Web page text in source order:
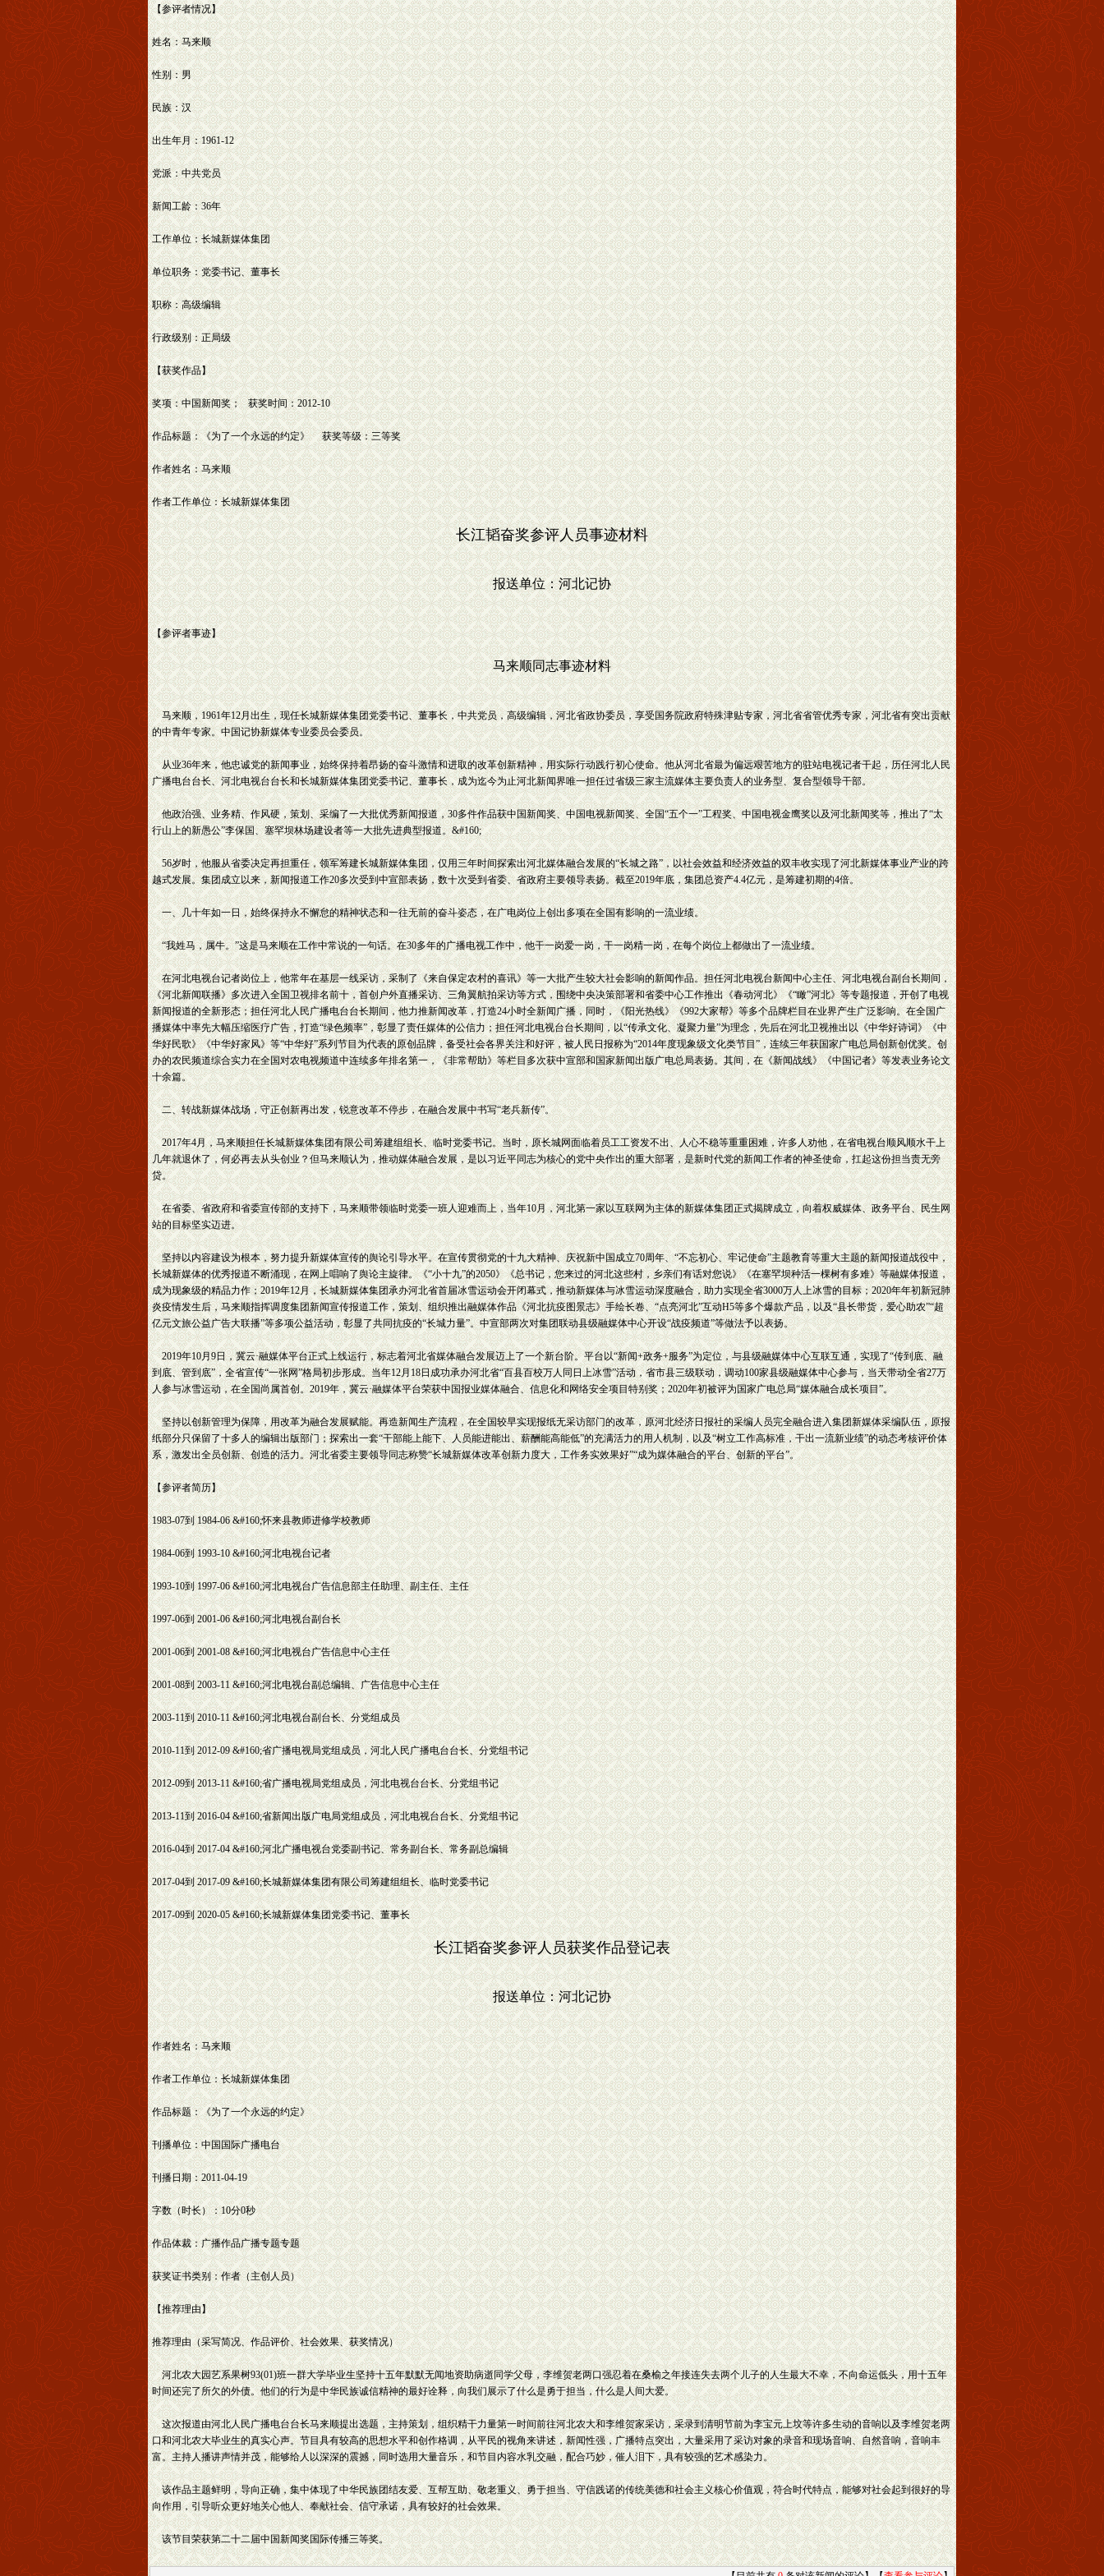
【参评者情况】
姓名：马来顺
性别：男
民族：汉
出生年月：1961-12
党派：中共党员
新闻工龄：36年
工作单位：长城新媒体集团
单位职务：党委书记、董事长
职称：高级编辑
行政级别：正局级
【获奖作品】
奖项：中国新闻奖； 获奖时间：2012-10
作品标题：《为了一个永远的约定》 获奖等级：三等奖
作者姓名：马来顺
作者工作单位：长城新媒体集团
长江韬奋奖参评人员事迹材料
报送单位：河北记协
【参评者事迹】
马来顺同志事迹材料
马来顺，1961年12月出生，现任长城新媒体集团党委书记、董事长，中共党员，高级编辑，河北省政协委员，享受国务院政府特殊津贴专家，河北省省管优秀专家，河北省有突出贡献
的中青年专家。中国记协新媒体专业委员会委员。
从业36年来，他忠诚党的新闻事业，始终保持着昂扬的奋斗激情和进取的改革创新精神，用实际行动践行初心使命。他从河北省最为偏远艰苦地方的驻站电视记者干起，历任河北人民
广播电台台长、河北电视台台长和长城新媒体集团党委书记、董事长，成为迄今为止河北新闻界唯一担任过省级三家主流媒体主要负责人的业务型、复合型领导干部。
他政治强、业务精、作风硬，策划、采编了一大批优秀新闻报道，30多件作品获中国新闻奖、中国电视新闻奖、全国“五个一”工程奖、中国电视金鹰奖以及河北新闻奖等，推出了“太
行山上的新愚公”李保国、塞罕坝林场建设者等一大批先进典型报道。&#160;
56岁时，他服从省委决定再担重任，领军筹建长城新媒体集团，仅用三年时间探索出河北媒体融合发展的“长城之路”，以社会效益和经济效益的双丰收实现了河北新媒体事业产业的跨
越式发展。集团成立以来，新闻报道工作20多次受到中宣部表扬，数十次受到省委、省政府主要领导表扬。截至2019年底，集团总资产4.4亿元，是筹建初期的4倍。
一、几十年如一日，始终保持永不懈怠的精神状态和一往无前的奋斗姿态，在广电岗位上创出多项在全国有影响的一流业绩。
“我姓马，属牛。”这是马来顺在工作中常说的一句话。在30多年的广播电视工作中，他干一岗爱一岗，干一岗精一岗，在每个岗位上都做出了一流业绩。
在河北电视台记者岗位上，他常年在基层一线采访，采制了《来自保定农村的喜讯》等一大批产生较大社会影响的新闻作品。担任河北电视台新闻中心主任、河北电视台副台长期间，
《河北新闻联播》多次进入全国卫视排名前十，首创户外直播采访、三角翼航拍采访等方式，围绕中央决策部署和省委中心工作推出《春动河北》《“瞰”河北》等专题报道，开创了电视
新闻报道的全新形态；担任河北人民广播电台台长期间，他力推新闻改革，打造24小时全新闻广播，同时，《阳光热线》《992大家帮》等多个品牌栏目在业界产生广泛影响。在全国广
播媒体中率先大幅压缩医疗广告，打造“绿色频率”，彰显了责任媒体的公信力；担任河北电视台台长期间，以“传承文化、凝聚力量”为理念，先后在河北卫视推出以《中华好诗词》《中
华好民歌》《中华好家风》等“中华好”系列节目为代表的原创品牌，备受社会各界关注和好评，被人民日报称为“2014年度现象级文化类节目”，连续三年获国家广电总局创新创优奖。创
办的农民频道综合实力在全国对农电视频道中连续多年排名第一，《非常帮助》等栏目多次获中宣部和国家新闻出版广电总局表扬。其间，在《新闻战线》《中国记者》等发表业务论文
十余篇。
二、转战新媒体战场，守正创新再出发，锐意改革不停步，在融合发展中书写“老兵新传”。
2017年4月，马来顺担任长城新媒体集团有限公司筹建组组长、临时党委书记。当时，原长城网面临着员工工资发不出、人心不稳等重重困难，许多人劝他，在省电视台顺风顺水干上
几年就退休了，何必再去从头创业？但马来顺认为，推动媒体融合发展，是以习近平同志为核心的党中央作出的重大部署，是新时代党的新闻工作者的神圣使命，扛起这份担当责无旁
贷。
在省委、省政府和省委宣传部的支持下，马来顺带领临时党委一班人迎难而上，当年10月，河北第一家以互联网为主体的新媒体集团正式揭牌成立，向着权威媒体、政务平台、民生网
站的目标坚实迈进。
坚持以内容建设为根本，努力提升新媒体宣传的舆论引导水平。在宣传贯彻党的十九大精神、庆祝新中国成立70周年、“不忘初心、牢记使命”主题教育等重大主题的新闻报道战役中，
长城新媒体的优秀报道不断涌现，在网上唱响了舆论主旋律。《“小十九”的2050》《总书记，您来过的河北这些村，乡亲们有话对您说》《在塞罕坝种活一棵树有多难》等融媒体报道，
成为现象级的精品力作；2019年12月，长城新媒体集团承办河北省首届冰雪运动会开闭幕式，推动新媒体与冰雪运动深度融合，助力实现全省3000万人上冰雪的目标；2020年年初新冠肺
炎疫情发生后，马来顺指挥调度集团新闻宣传报道工作，策划、组织推出融媒体作品《河北抗疫图景志》手绘长卷、“点亮河北”互动H5等多个爆款产品，以及“县长带货，爱心助农”“超
亿元文旅公益广告大联播”等多项公益活动，彰显了共同抗疫的“长城力量”。中宣部两次对集团联动县级融媒体中心开设“战疫频道”等做法予以表扬。
2019年10月9日，冀云·融媒体平台正式上线运行，标志着河北省媒体融合发展迈上了一个新台阶。平台以“新闻+政务+服务”为定位，与县级融媒体中心互联互通，实现了“传到底、融
到底、管到底”，全省宣传“一张网”格局初步形成。当年12月18日成功承办河北省“百县百校万人同日上冰雪”活动，省市县三级联动，调动100家县级融媒体中心参与，当天带动全省27万
人参与冰雪运动，在全国尚属首创。2019年，冀云·融媒体平台荣获中国报业媒体融合、信息化和网络安全项目特别奖；2020年初被评为国家广电总局“媒体融合成长项目”。
坚持以创新管理为保障，用改革为融合发展赋能。再造新闻生产流程，在全国较早实现报纸无采访部门的改革，原河北经济日报社的采编人员完全融合进入集团新媒体采编队伍，原报
纸部分只保留了十多人的编辑出版部门；探索出一套“干部能上能下、人员能进能出、薪酬能高能低”的充满活力的用人机制，以及“树立工作高标准，干出一流新业绩”的动态考核评价体
系，激发出全员创新、创造的活力。河北省委主要领导同志称赞“长城新媒体改革创新力度大，工作务实效果好”“成为媒体融合的平台、创新的平台”。
【参评者简历】
1983-07到 1984-06 &#160;怀来县教师进修学校教师
1984-06到 1993-10 &#160;河北电视台记者
1993-10到 1997-06 &#160;河北电视台广告信息部主任助理、副主任、主任
1997-06到 2001-06 &#160;河北电视台副台长
2001-06到 2001-08 &#160;河北电视台广告信息中心主任
2001-08到 2003-11 &#160;河北电视台副总编辑、广告信息中心主任
2003-11到 2010-11 &#160;河北电视台副台长、分党组成员
2010-11到 2012-09 &#160;省广播电视局党组成员，河北人民广播电台台长、分党组书记
2012-09到 2013-11 &#160;省广播电视局党组成员，河北电视台台长、分党组书记
2013-11到 2016-04 &#160;省新闻出版广电局党组成员，河北电视台台长、分党组书记
2016-04到 2017-04 &#160;河北广播电视台党委副书记、常务副台长、常务副总编辑
2017-04到 2017-09 &#160;长城新媒体集团有限公司筹建组组长、临时党委书记
2017-09到 2020-05 &#160;长城新媒体集团党委书记、董事长
长江韬奋奖参评人员获奖作品登记表
报送单位：河北记协
作者姓名：马来顺
作者工作单位：长城新媒体集团
作品标题：《为了一个永远的约定》
刊播单位：中国国际广播电台
刊播日期：2011-04-19
字数（时长）：10分0秒
作品体裁：广播作品广播专题专题
获奖证书类别：作者（主创人员）
【推荐理由】
推荐理由（采写简况、作品评价、社会效果、获奖情况）
河北农大园艺系果树93(01)班一群大学毕业生坚持十五年默默无闻地资助病逝同学父母，李维贺老两口强忍着在桑榆之年接连失去两个儿子的人生最大不幸，不向命运低头，用十五年
时间还完了所欠的外债。他们的行为是中华民族诚信精神的最好诠释，向我们展示了什么是勇于担当，什么是人间大爱。
这次报道由河北人民广播电台台长马来顺提出选题，主持策划，组织精干力量第一时间前往河北农大和李维贺家采访，采录到清明节前为李宝元上坟等许多生动的音响以及李维贺老两
口和河北农大毕业生的真实心声。节目具有较高的思想水平和创作格调，从平民的视角来讲述，新闻性强，广播特点突出，大量采用了采访对象的录音和现场音响、自然音响，音响丰
富。主持人播讲声情并茂，能够给人以深深的震撼，同时选用大量音乐，和节目内容水乳交融，配合巧妙，催人泪下，具有较强的艺术感染力。
该作品主题鲜明，导向正确，集中体现了中华民族团结友爱、互帮互助、敬老重义、勇于担当、守信践诺的传统美德和社会主义核心价值观，符合时代特点，能够对社会起到很好的导
向作用，引导听众更好地关心他人、奉献社会、信守承诺，具有较好的社会效果。
该节目荣获第二十二届中国新闻奖国际传播三等奖。